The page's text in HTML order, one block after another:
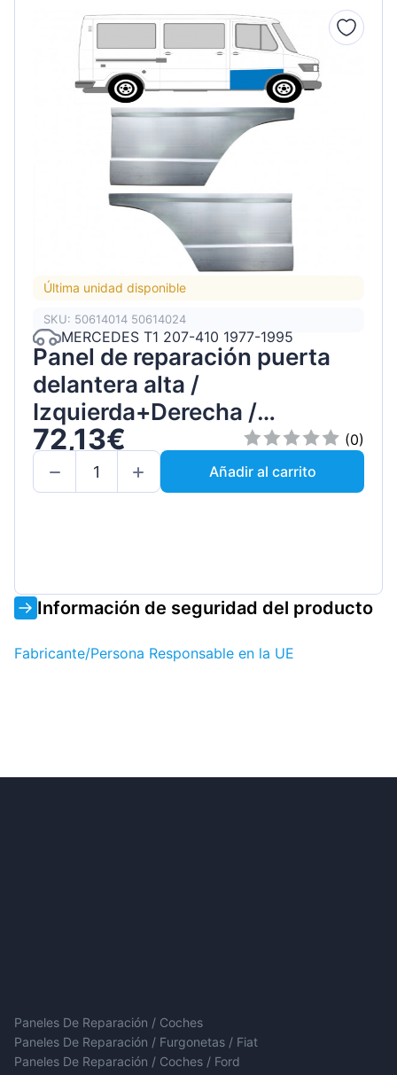
Última unidad disponible
SKU: 50614014 50614024
MERCEDES T1 207-410 1977-1995
Panel de reparación puerta
delantera alta /
Izquierda+Derecha /
Conjunto
72,13€
(0)
Añadir al carrito
Información de seguridad del producto
Fabricante/Persona Responsable en la UE
Paneles De Reparación / Coches
Paneles De Reparación / Furgonetas / Fiat
Paneles De Reparación / Coches / Ford